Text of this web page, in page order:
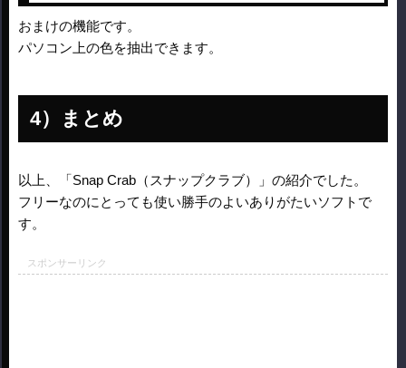
おまけの機能です。
パソコン上の色を抽出できます。
まとめ
以上、「Snap Crab（スナップクラブ）」の紹介でした。
フリーなのにとっても使い勝手のよいありがたいソフトで
す。